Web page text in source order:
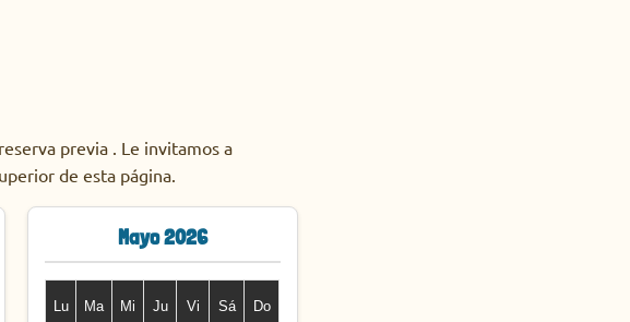
previa . Le invitamos a
de esta página.
Mayo 2026
Lu Ma Mi Ju Vi Sá Do